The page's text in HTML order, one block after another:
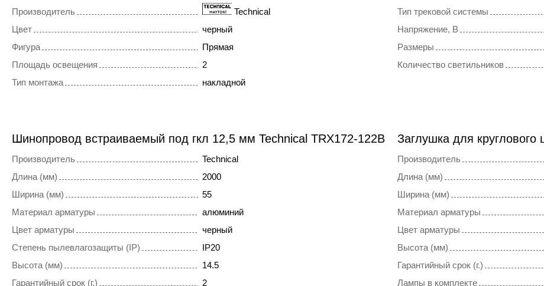
Производитель Technical Тип трековой системы
Цвет
черный Напряжение, В
Фигура
Прямая Размеры
Площадь освещения
2 Количество светильников
Тип монтажа
накладной
Шинопровод встраиваемый под гкл 12,5 мм Technical TRX172-122B
Производитель
Technical
Длина (мм)
2000
Ширина (мм)
55
Материал арматуры
алюминий
Цвет арматуры
черный
Степень пылевлагозащиты (IP)
IP20
Высота (мм)
14.5
Гарантийный срок (г.)
2
Заглушка для
Производитель
Длина (мм)
Ширина (мм)
Материал арматуры
Цвет арматуры
Высота (мм)
Гарантийный срок (г.)
Лампы в комплекте